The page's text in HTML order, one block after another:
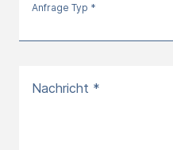
Anfrage Typ *
Nachricht *